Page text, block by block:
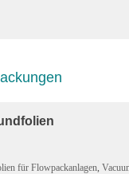
für Flowpackanlagen,